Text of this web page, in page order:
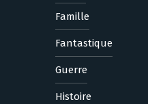
Famille
Fantastique
Guerre
Histoire